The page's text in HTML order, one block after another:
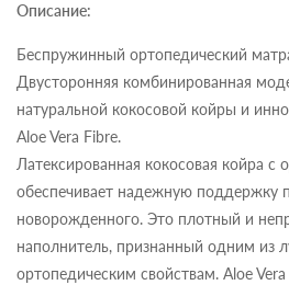
Описание:
Беспружинный ортопедический
Двусторонняя комбинированная
натуральной кокосовой койры и
Aloe Vera Fibre.
Латексированная кокосовая койра с
обеспечивает надежную поддержку
новорожденного. Это плотный и
наполнитель, признанный одним из
ортопедическим свойствам. Aloe